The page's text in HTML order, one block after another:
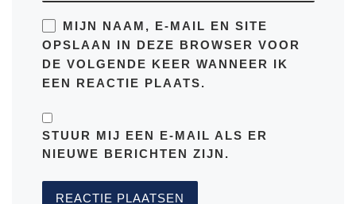
MIJN NAAM, E-MAIL EN SITE
OPSLAAN IN DEZE BROWSER VOOR
DE VOLGENDE KEER WANNEER IK
EEN REACTIE PLAATS.
STUUR MIJ EEN E-MAIL ALS ER
NIEUWE BERICHTEN ZIJN.